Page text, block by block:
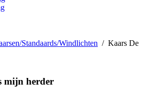
Standaards/Windlichten / Kaars De
mijn herder